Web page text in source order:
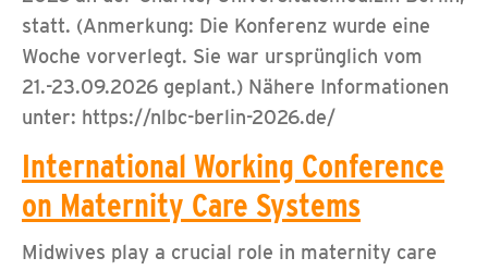
statt. (Anmerkung: Die Konferenz wurde eine
Woche vorverlegt. Sie war ursprünglich vom
21.-23.09.2026 geplant.) Nähere Informationen
unter: https://nlbc-berlin-2026.de/
International Working Conference
on Maternity Care Systems
Midwives play a crucial role in maternity care